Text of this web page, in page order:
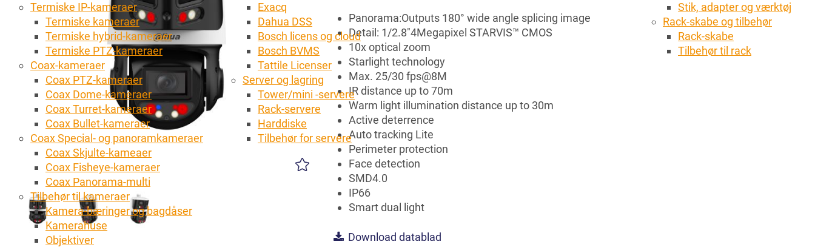
Termiske IP-kameraer
Termiske kameraer
Termiske hybrid-kameraer
Termiske PTZ-kameraer
Coax-kameraer
Coax PTZ-kameraer
Coax Dome-kameraer
Coax Turret-kameraer
Coax Bullet-kameraer
Coax Special- og panoramkameraer
Coax Skjulte-kameaer
Coax Fisheye-kameraer
Coax Panorama-multi
Tilbehør til kameraer
Kamera-bæringer og bagdåser
Kamerahuse
Objektiver
Exacq
Dahua DSS
Bosch licens og cloud
Bosch BVMS
Tattile Licenser
Server og lagring
Tower/mini -servere
Rack-servere
Harddiske
Tilbehør for servere
Stik, adapter og værktøj
Rack-skabe og tilbehør
Rack-skabe
Tilbehør til rack
Panorama:Outputs 180° wide angle splicing image
Detail: 1/2.8"4Megapixel STARVIS™ CMOS
10x optical zoom
Starlight technology
Max. 25/30 fps@8M
IR distance up to 70m
Warm light illumination distance up to 30m
Active deterrence
Auto tracking Lite
Perimeter protection
Face detection
SMD4.0
IP66
Smart dual light
Download datablad